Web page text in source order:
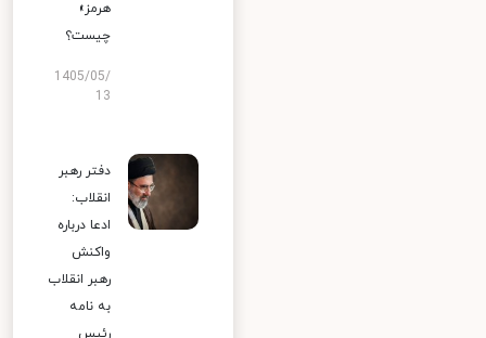
هرمز»
چیست؟
1405/05/
13
دفتر رهبر
انقلاب:
ادعا درباره
واکنش
رهبر انقلاب
به نامه
رئیس